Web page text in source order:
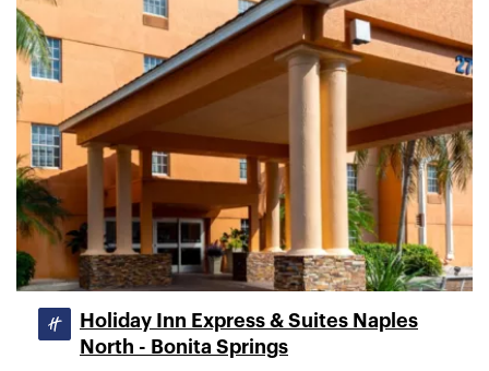
Holiday Inn Express & Suites Naples
North - Bonita Springs